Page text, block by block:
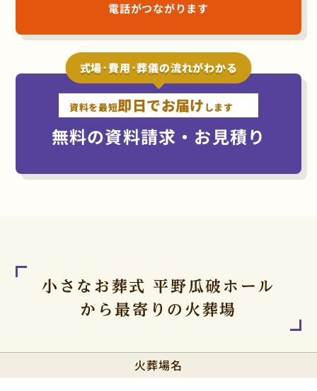
電話がつながります
式場･費用･葬儀の流れがわかる
資料を最短即日でお届け します
無料の資料請求・お見積り
小さなお葬式 平野瓜破ホール
から最寄りの火葬場
火葬場名